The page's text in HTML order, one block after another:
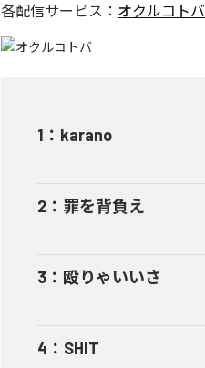
各配信サービス： オクルコトバ
1 ： karano
2 ： 罪を背負え
3 ： 殴りゃいいさ
4 ： SHIT